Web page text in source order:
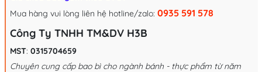
Mua hàng vui lòng liên hệ hotline/zalo: 0935 591 578
Công Ty TNHH TM&DV H3B
MST: 0315704659
Chuyên cung cấp bao bì cho ngành bánh - thực phẩm từ năm